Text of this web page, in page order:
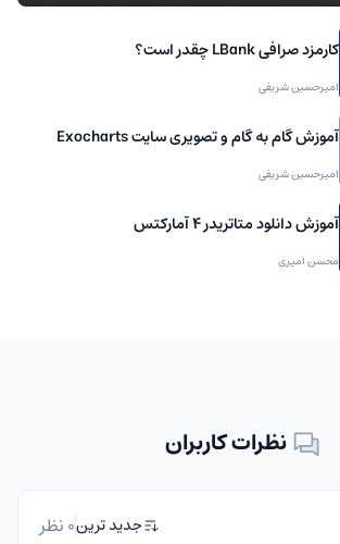
کارمزد صرافی LBank چقدر است؟
امیرحسین شریفی
آموزش گام به گام و تصویری سایت Exocharts
امیرحسین شریفی
آموزش دانلود متاتریدر 4 آمارکتس
محسن امیری
نظرات کاربران
جدید ترین0 نظر